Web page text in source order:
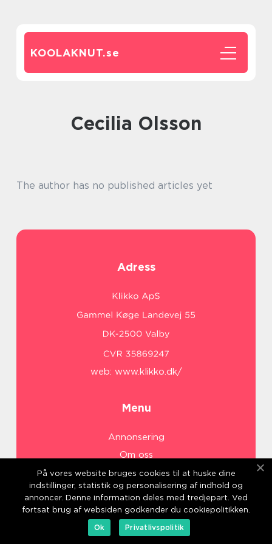
KOOLAKNUT.se
Cecilia Olsson
The author has no published articles yet
Adress
web: www.klikko.dk/
Menu
Annonsering
Om oss
Cookies
Kontakta oss
Sitemap
På vores website bruges cookies til at huske dine
indstillinger, statistik og personalisering af indhold og
annoncer. Denne information deles med tredjepart. Ved
fortsat brug af websiden godkender du cookiepolitikken.
Ok
Privatlivspolitik